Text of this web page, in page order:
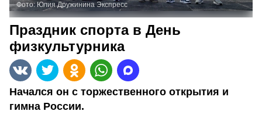
Фото: Юлия Дружинина Экспресс
Праздник спорта в День
физкультурника
Начался он с торжественного открытия и
гимна России.